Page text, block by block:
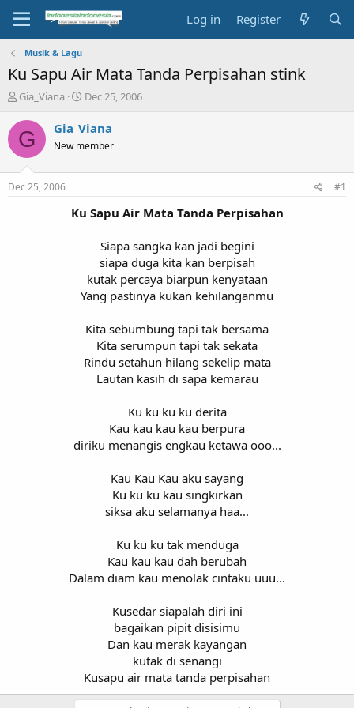
Log in Register
Musik & Lagu
Ku Sapu Air Mata Tanda Perpisahan stink
T
r
e
a
t
Gia_Viana
S
a
t
e
Dec 25, 2006
G Gia_Viana
New member
Dec 25, 2006 #1
Ku Sapu Air Mata Tanda Perpisahan​
Siapa sangka kan jadi begini
siapa duga kita kan berpisah
kutak percaya biarpun kenyataan
Yang pastinya kukan kehilanganmu
Kita sebumbung tapi tak bersama
Kita serumpun tapi tak sekata
Rindu setahun hilang sekelip mata
Lautan kasih di sapa kemarau
Ku ku ku ku derita
Kau kau kau kau berpura
diriku menangis engkau ketawa ooo...
Kau Kau Kau aku sayang
Ku ku ku kau singkirkan
siksa aku selamanya haa...
Ku ku ku tak menduga
Kau kau kau dah berubah
Dalam diam kau menolak cintaku uuu...
Kusedar siapalah diri ini
bagaikan pipit disisimu
Dan kau merak kayangan
kutak di senangi
Kusapu air mata tanda perpisahan​